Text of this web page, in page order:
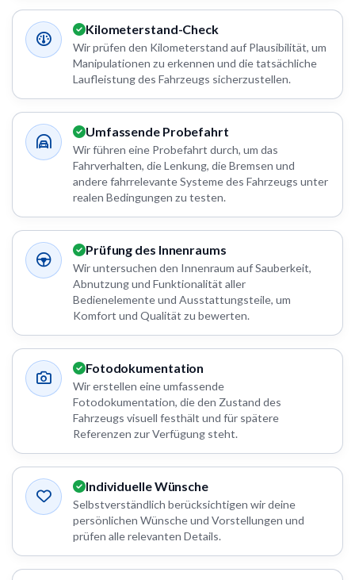
Kilometerstand-Check
Wir prüfen den Kilometerstand auf Plausibilität, um
Manipulationen zu erkennen und die tatsächliche
Laufleistung des Fahrzeugs sicherzustellen.
Umfassende Probefahrt
Wir führen eine Probefahrt durch, um das
Fahrverhalten, die Lenkung, die Bremsen und
andere fahrrelevante Systeme des Fahrzeugs unter
realen Bedingungen zu testen.
Prüfung des Innenraums
Wir untersuchen den Innenraum auf Sauberkeit,
Abnutzung und Funktionalität aller
Bedienelemente und Ausstattungsteile, um
Komfort und Qualität zu bewerten.
Fotodokumentation
Wir erstellen eine umfassende
Fotodokumentation, die den Zustand des
Fahrzeugs visuell festhält und für spätere
Referenzen zur Verfügung steht.
Individuelle Wünsche
Selbstverständlich berücksichtigen wir deine
persönlichen Wünsche und Vorstellungen und
prüfen alle relevanten Details.